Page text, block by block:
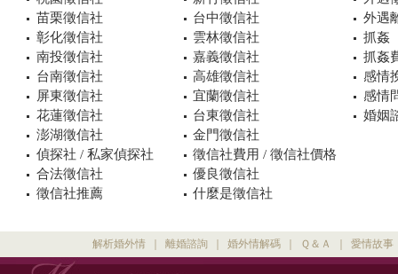
苗栗徵信社
台中徵信社
彰化徵信社
雲林徵信社
南投徵信社
嘉義徵信社
台南徵信社
高雄徵信社
屏東徵信社
宜蘭徵信社
花蓮徵信社
台東徵信社
澎湖徵信社
金門徵信社
偵探社 / 私家偵探社
徵信社費用 / 徵信社價格
合法徵信社
優良徵信社
徵信社推薦
什麼是徵信社
外遇
抓姦
抓姦
感情
感情
婚姻
解析婚外情 離婚諮詢 婚外情解碼 Ｑ＆Ａ 愛情故事